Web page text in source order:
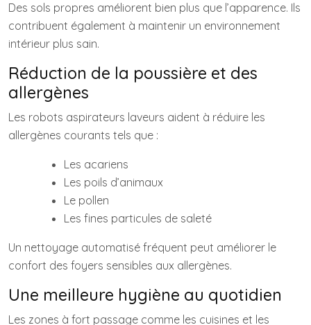
Des sols propres améliorent bien plus que l’apparence. Ils
contribuent également à maintenir un environnement
intérieur plus sain.
Réduction de la poussière et des
allergènes
Les robots aspirateurs laveurs aident à réduire les
allergènes courants tels que :
Les acariens
Les poils d’animaux
Le pollen
Les fines particules de saleté
Un nettoyage automatisé fréquent peut améliorer le
confort des foyers sensibles aux allergènes.
Une meilleure hygiène au quotidien
Les zones à fort passage comme les cuisines et les